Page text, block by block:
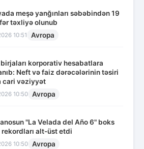
meşə yanğınları səbəbindən 19
təxliyə olunub
10:51 Avropa
korporativ hesabatlara
Neft və faiz dərəcələrinin təsiri
cari vəziyyət
10:50 Avropa
"La Velada del Año 6" boks
alt-üst etdi
10:50 Avropa